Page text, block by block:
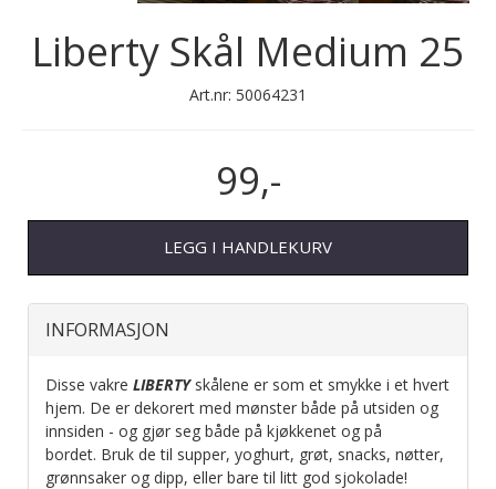
Liberty Skål Medium 25
Art.nr: 50064231
99,-
LEGG I HANDLEKURV
INFORMASJON
Disse vakre LIBERTYskålene er som et smykke i et hvert
hjem. De er dekorert med mønster både på utsiden og
innsiden - og gjør seg både på kjøkkenet og på
bordet. Bruk de til supper, yoghurt, grøt, snacks, nøtter,
grønnsaker og dipp, eller bare til litt god sjokolade!